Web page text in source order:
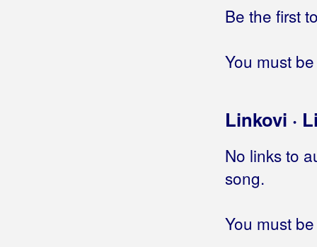
Be the first
You must
Linkovi ·
No links to
song.
You must